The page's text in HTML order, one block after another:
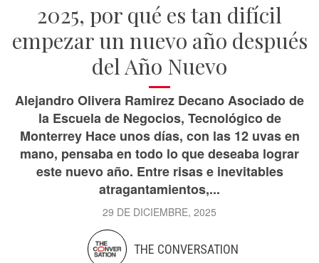
2025, por qué es tan difícil
empezar un nuevo año después
del Año Nuevo
Alejandro Olivera Ramirez Decano Asociado de
la Escuela de Negocios, Tecnológico de
Monterrey Hace unos días, con las 12 uvas en
mano, pensaba en todo lo que deseaba lograr
este nuevo año. Entre risas e inevitables
atragantamientos,...
29 DE DICIEMBRE, 2025
THE CONVERSATION